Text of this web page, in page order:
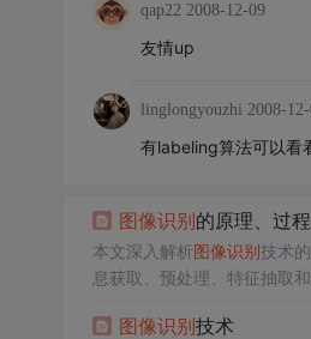
qap22 2008-12-09
友情up
linglongyouzhi 2008-
有labeling算法可以看
图像识别的原理、过
本文深入解析图像识别技术
息获取、预处理、特征抽取
图像识别技术